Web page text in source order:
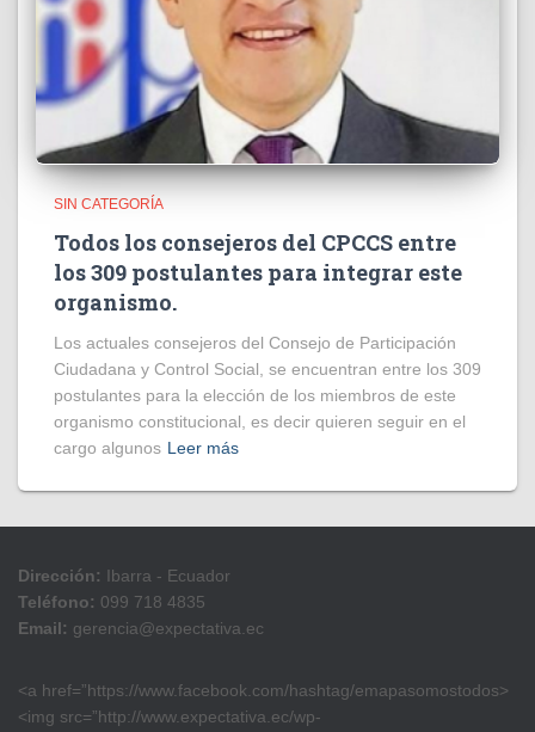
SIN CATEGORÍA
Todos los consejeros del CPCCS entre
los 309 postulantes para integrar este
organismo.
Los actuales consejeros del Consejo de Participación
Ciudadana y Control Social, se encuentran entre los 309
postulantes para la elección de los miembros de este
organismo constitucional, es decir quieren seguir en el
cargo algunos Leer más
Dirección: Ibarra - Ecuador
Teléfono: 099 718 4835
Email: gerencia@expectativa.ec
<a href=”https://www.facebook.com/hashtag/emapasomostodos>
<img src=”http://www.expectativa.ec/wp-